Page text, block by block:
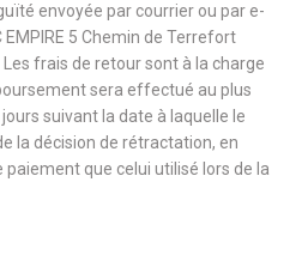
envoyée par courrier ou par e-
5 Chemin de Terrefort
frais de retour sont à la charge
sera effectué au plus
suivant la date à laquelle le
la décision de rétractation, en
que celui utilisé lors de la